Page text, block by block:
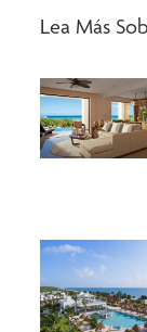
Lea Más